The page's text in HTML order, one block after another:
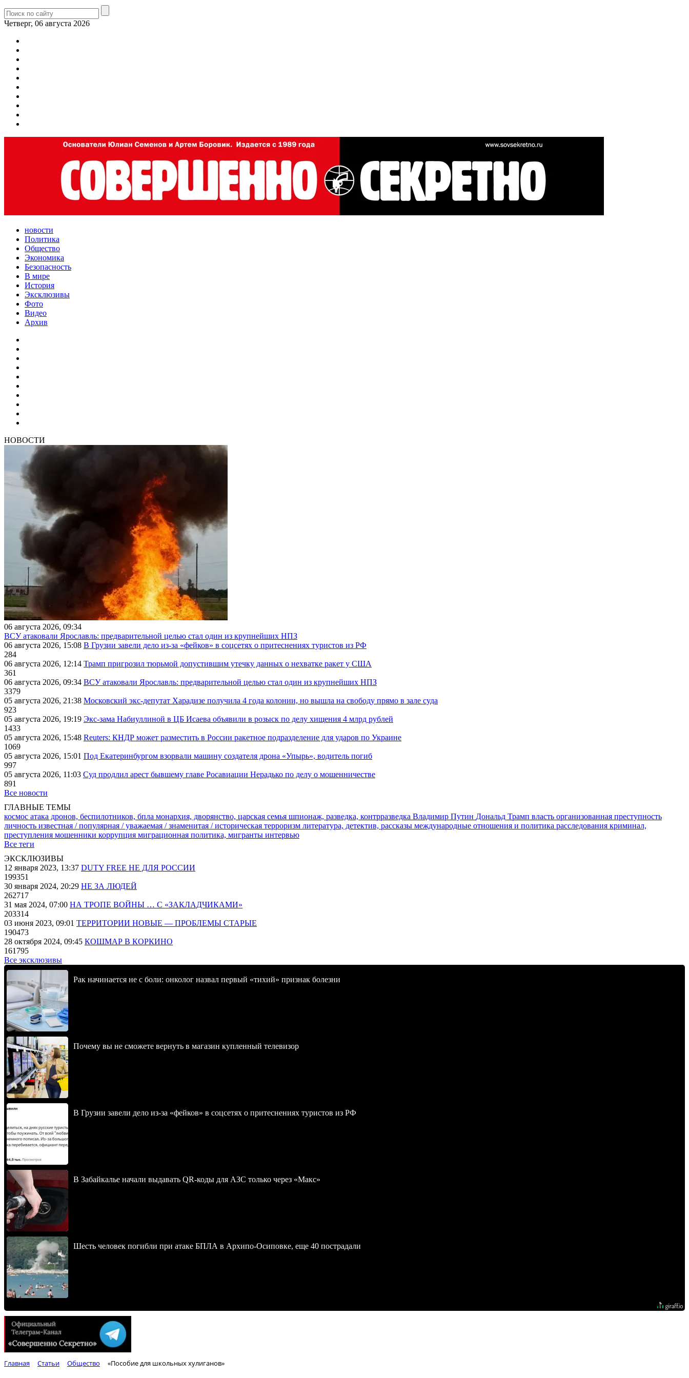
Четверг, 06 августа 2026
новости
Политика
Общество
Экономика
Безопасность
В мире
История
Эксклюзивы
Фото
Видео
Архив
НОВОСТИ
06 августа 2026, 09:34
ВСУ атаковали Ярославль: предварительной целью стал один из крупнейших НПЗ
06 августа 2026, 15:08 В Грузии завели дело из-за «фейков» в соцсетях о притеснениях туристов из РФ
284
06 августа 2026, 12:14 Трамп пригрозил тюрьмой допустившим утечку данных о нехватке ракет у США
361
06 августа 2026, 09:34 ВСУ атаковали Ярославль: предварительной целью стал один из крупнейших НПЗ
3379
05 августа 2026, 21:38 Московский экс-депутат Харадизе получила 4 года колонии, но вышла на свободу прямо в зале суда
923
05 августа 2026, 19:19 Экс-зама Набиуллиной в ЦБ Исаева объявили в розыск по делу хищения 4 млрд рублей
1433
05 августа 2026, 15:48 Reuters: КНДР может разместить в России ракетное подразделение для ударов по Украине
1069
05 августа 2026, 15:01 Под Екатеринбургом взорвали машину создателя дрона «Упырь», водитель погиб
997
05 августа 2026, 11:03 Суд продлил арест бывшему главе Росавиации Нерадько по делу о мошенничестве
891
Все новости
ГЛАВНЫЕ ТЕМЫ
космос атака дронов, беспилотников, бпла монархия, дворянство, царская семья шпионаж, разведка, контрразведка Владимир Путин Дональд Трамп власть организованная преступность
личность известная / популярная / уважаемая / знаменитая / историческая терроризм литература, детектив, рассказы международные отношения и политика расследования криминал,
преступления мошенники коррупция миграционная политика, мигранты интервью
Все теги
ЭКСКЛЮЗИВЫ
12 января 2023, 13:37 DUTY FREE НЕ ДЛЯ РОССИИ
199351
30 января 2024, 20:29 НЕ ЗА ЛЮДЕЙ
262717
31 мая 2024, 07:00 НА ТРОПЕ ВОЙНЫ … С «ЗАКЛАДЧИКАМИ»
203314
03 июня 2023, 09:01 ТЕРРИТОРИИ НОВЫЕ — ПРОБЛЕМЫ СТАРЫЕ
190473
28 октября 2024, 09:45 КОШМАР В КОРКИНО
161795
Все эксклюзивы
Рак начинается не с боли: онколог назвал первый «тихий» признак болезни
Почему вы не сможете вернуть в магазин купленный телевизор
В Грузии завели дело из-за «фейков» в соцсетях о притеснениях туристов из РФ
В Забайкалье начали выдавать QR-коды для АЗС только через «Макс»
Шесть человек погибли при атаке БПЛА в Архипо-Осиповке, еще 40 пострадали
Главная Статьи Общество «Пособие для школьных хулиганов»